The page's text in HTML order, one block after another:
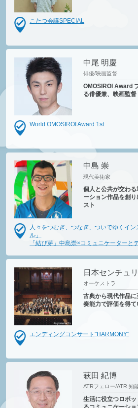
こたつ会議SPECIAL
中尾 明慶
俳優/映画監督
OMOSIROI Award
る俳優兼、映画監督
World OMOSIROI Award 1st.
中島 崇
現代美術家
個人と公共が交わ
ーション作品を創
スト
人々をつむぎ、つなぎ、ついでゆくイ
ル」
「結び芽」中島崇×コミュニケーターと
日本センチュ
オーケストラ
古典から現代作品
奏能力で評価を得て
エンディングコンサート"HARMONY"
萩田 紀博
ATRフェロー/ATR 知
生活に役立つロボ